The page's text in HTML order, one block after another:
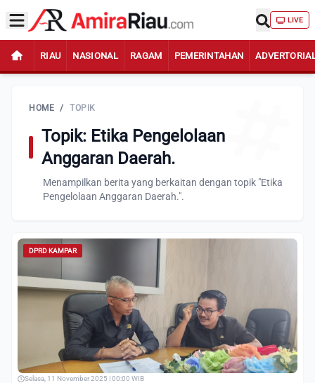
LIVE
RIAU NASIONAL RAGAM PEMERINTAHAN
HOME / TOPIK
Topik: Etika Pengelolaan
Anggaran Daerah.
Menampilkan berita yang berkaitan dengan topik "Etika
Pengelolaan Anggaran Daerah.".
DPRD KAMPAR
Selasa, 11 November 2025 | 00:00 WIB